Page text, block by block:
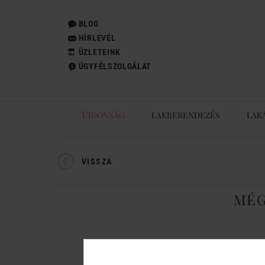
BLOG
HÍRLEVÉL
ÜZLETEINK
ÜGYFÉLSZOLGÁLAT
ÚJDONSÁG LAKBERENDEZÉS
VISSZA